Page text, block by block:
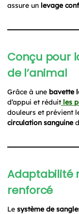
assure un levage
Conçu pour
de l’animal
Grâce à une bavette
d’appui et réduit les
douleurs et prévient
circulation sanguine
Adaptabilité
renforcé
Le système de